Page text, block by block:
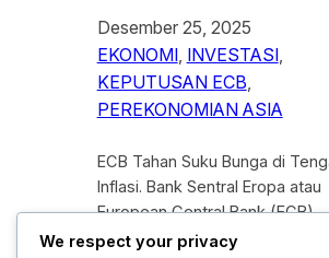
Desember 25, 2025
EKONOMI, INVESTASI
KEPUTUSAN ECB
PEREKONOMIAN ASIA
ECB Tahan Suku Bunga di
Inflasi. Bank Sentral Eropa atau
European Central Bank (ECB)
memutuskan untuk menahan
We respect your privacy